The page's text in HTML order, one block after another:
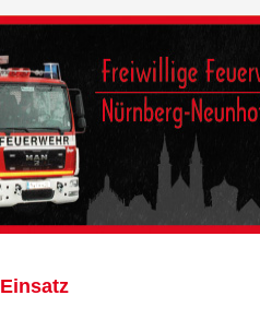
Einsatz